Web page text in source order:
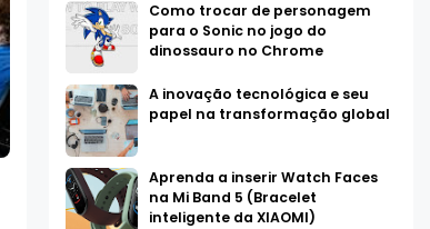
Como trocar de personagem
para o Sonic no jogo do
dinossauro no Chrome
A inovação tecnológica e seu
papel na transformação global
Aprenda a inserir Watch Faces
na Mi Band 5 (Bracelet
inteligente da XIAOMI)